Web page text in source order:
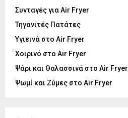
Συνταγές για Air Fryer
Τηγανιτές Πατάτες
Υγιεινά στο Air Fryer
Χοιρινό στο Air Fryer
Ψάρι και Θαλασσινά στο Air Fryer
Ψωμί και Ζύμες στο Air Fryer